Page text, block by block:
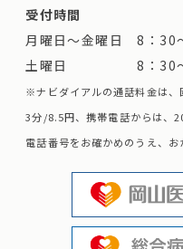
受付時間
月曜日～金曜日 8：30
土曜日 8：30～
※ナビダイアルの通話料金は、
3分/8.5円、携帯電話からは、
電話番号をお確かめのうえ、お